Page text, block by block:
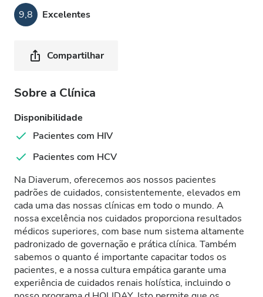
9,8 Excelentes
Compartilhar
Sobre a Clínica
Disponibilidade
Pacientes com HIV
Pacientes com HCV
Na Diaverum, oferecemos aos nossos pacientes
padrões de cuidados, consistentemente, elevados em
cada uma das nossas clínicas em todo o mundo. A
nossa excelência nos cuidados proporciona resultados
médicos superiores, com base num sistema altamente
padronizado de governação e prática clínica. Também
sabemos o quanto é importante capacitar todos os
pacientes, e a nossa cultura empática garante uma
experiência de cuidados renais holística, incluindo o